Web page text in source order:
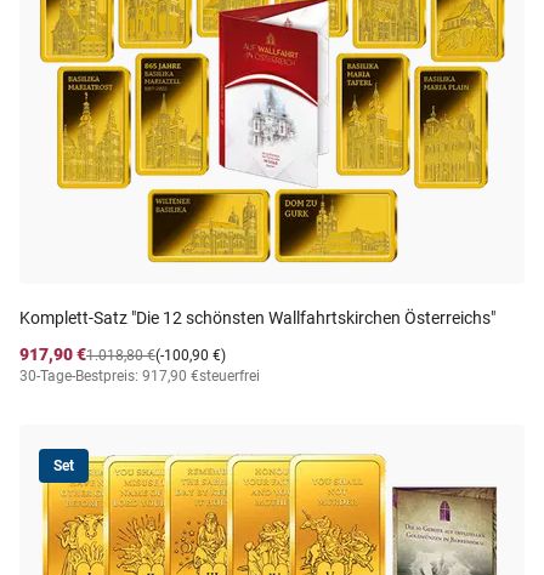
Komplett-Satz "Die 12 schönsten Wallfahrtskirchen Österreichs"
917,90 €
(-100,90 €)
1.018,80 €
30-Tage-Bestpreis: 917,90 €steuerfrei
Set